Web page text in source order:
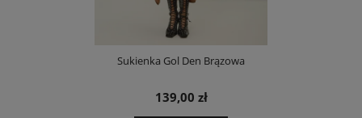
Sukienka Gol Den Brązowa
139,00 zł